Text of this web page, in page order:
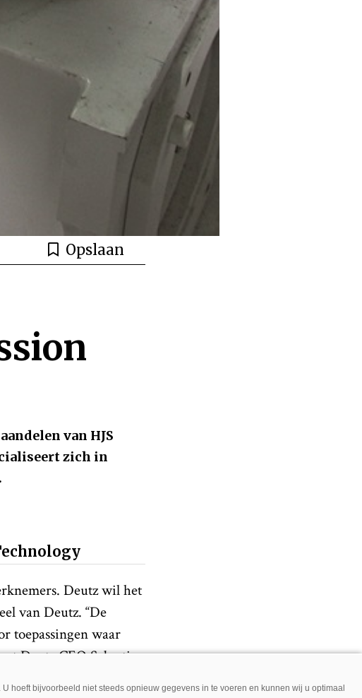
Opslaan
van HJS
zich in
Deutz wil het
van Deutz. “De
toepassingen waar
Deutz CEO Sebastian
er al jaren goed
hoeft bijvoorbeeld niet steeds opnieuw gegevens in te voeren en kunnen wij u optimaal